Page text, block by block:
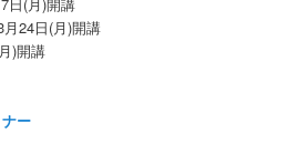
24日(月)開講
)開講
ー